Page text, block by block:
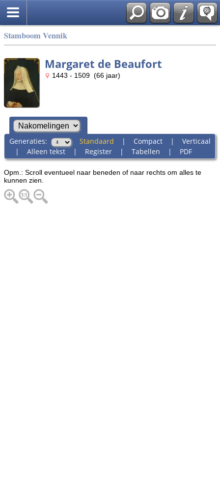
Stamboom Vennik
Margaret de Beaufort
1443 - 1509 (66 jaar)
Generaties: Standaard | Compact| Verticaal
| Alleen tekst| Register| Tabellen | PDF
Opm.: Scroll eventueel naar beneden of naar rechts om alles te
kunnen zien.